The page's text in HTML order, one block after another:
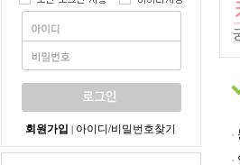
회원가입 아이디/비밀번호찾기